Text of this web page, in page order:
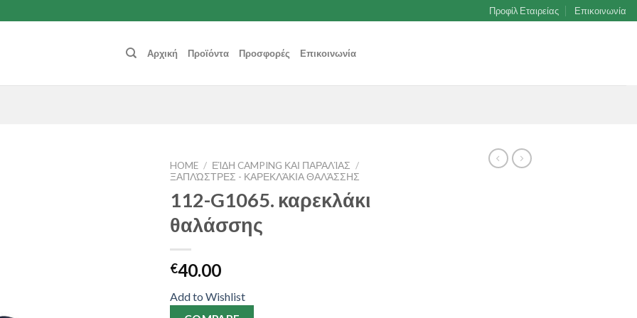
Προφίλ Εταιρείας Επικοινωνία
Αρχική Προϊόντα Προσφορές Επικοινωνία
HOME / ΕΊΔΗ CAMPING ΚΑΙ ΠΑΡΑΛΊΑΣ /
ΞΑΠΛΏΣΤΡΕΣ - ΚΑΡΕΚΛΆΚΙΑ ΘΑΛΆΣΣΗΣ
112-G1065. καρεκλάκι
θαλάσσης
€40.00
Add to Wishlist